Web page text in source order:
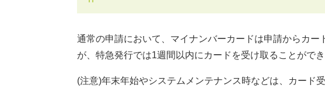
通常の申請において、マイナンバーカードは申請からカ
が、特急発行では1週間以内にカードを受け取ることができ
(注意)年末年始やシステムメンテナンス時などは、カード